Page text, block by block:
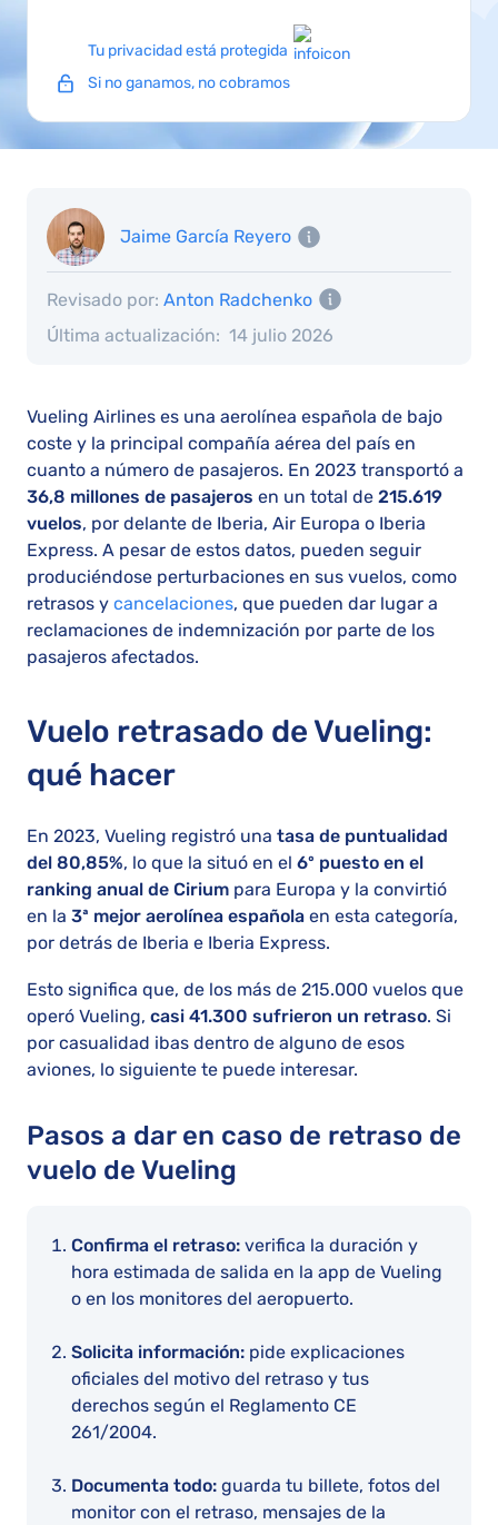
Tu privacidad está protegida
Si no ganamos, no cobramos
Jaime García Reyero
Última actualización: 14 julio 2026
Revisado por: Anton Radchenko
Vueling Airlines es una aerolínea española de bajo
coste y la principal compañía aérea del país en
cuanto a número de pasajeros. En 2023 transportó a
36,8 millones de pasajeros en un total de 215.619
vuelos, por delante de Iberia, Air Europa o Iberia
Express. A pesar de estos datos, pueden seguir
produciéndose perturbaciones en sus vuelos, como
retrasos y cancelaciones, que pueden dar lugar a
reclamaciones de indemnización por parte de los
pasajeros afectados.
Vuelo retrasado de Vueling:
qué hacer
En 2023, Vueling registró una tasa de puntualidad
del 80,85%, lo que la situó en el 6º puesto en el
ranking anual de Cirium para Europa y la convirtió
en la 3ª mejor aerolínea española en esta categoría,
por detrás de Iberia e Iberia Express.
Esto significa que, de los más de 215.000 vuelos que
operó Vueling, casi 41.300 sufrieron un retraso. Si
por casualidad ibas dentro de alguno de esos
aviones, lo siguiente te puede interesar.
Pasos a dar en caso de retraso de
vuelo de Vueling
Confirma el retraso: verifica la duración y
hora estimada de salida en la app de Vueling
o en los monitores del aeropuerto.
Solicita información: pide explicaciones
oficiales del motivo del retraso y tus
derechos según el Reglamento CE
261/2004.
Documenta todo: guarda tu billete, fotos del
monitor con el retraso, mensajes de la